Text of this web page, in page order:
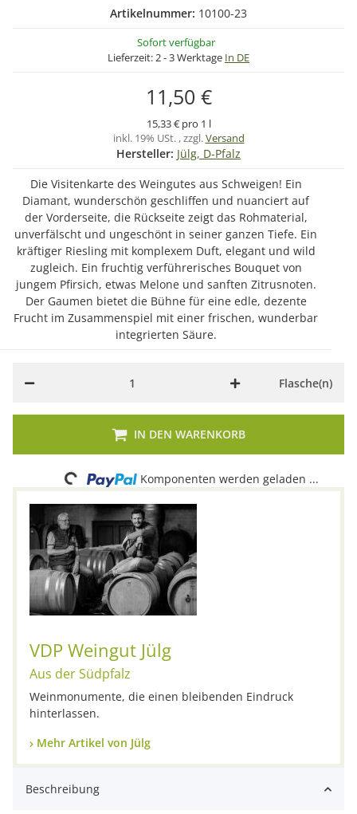
Artikelnummer: 10100-23
Sofort verfügbar
Lieferzeit:2 - 3 Werktage In DE
11,50 €
15,33 € pro 1 l
inkl. 19% USt. , zzgl.Versand
Hersteller: Jülg, D-Pfalz
Die Visitenkarte des Weingutes aus Schweigen! Ein
Diamant, wunderschön geschliffen und nuanciert auf
der Vorderseite, die Rückseite zeigt das Rohmaterial,
unverfälscht und ungeschönt in seiner ganzen Tiefe. Ein
kräftiger Riesling mit komplexem Duft, elegant und wild
zugleich. Ein fruchtig verführerisches Bouquet von
jungem Pfirsich, etwas Melone und sanften Zitrusnoten.
Der Gaumen bietet die Bühne für eine edle, dezente
Frucht im Zusammenspiel mit einer frischen, wunderbar
integrierten Säure.
Flasche(n)
IN DEN WARENKORB
Loading... Komponenten werden geladen ...
VDP Weingut Jülg
Aus der Südpfalz
Weinmonumente, die einen bleibenden Eindruck
hinterlassen.
Mehr Artikel von Jülg
Beschreibung